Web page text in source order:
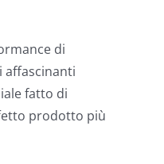
di
affascinanti
fatto di
prodotto più